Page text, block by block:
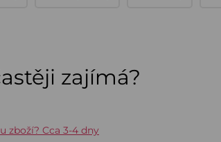
zajímá?
zboží? Cca 3-4 dny